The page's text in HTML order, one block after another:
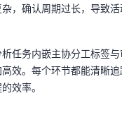
，确认周期过长，导致
任务内嵌主协分工标签
效。每个环节都能清晰
效率。